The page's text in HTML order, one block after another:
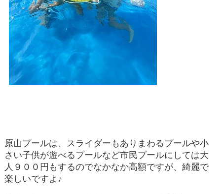
原山プールは、スライダーもありまわるプールや小
さい子供が遊べるプールなど市民プールにしては大
人９００円もするのでなかなか高額ですが、綺麗で
楽しいですよ♪